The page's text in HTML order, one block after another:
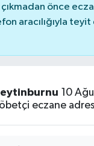
önce
aracılığıyla
10
eczane